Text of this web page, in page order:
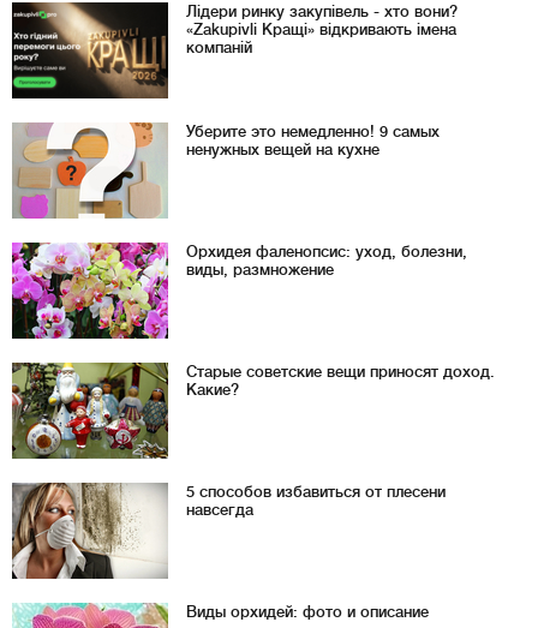
Лідери ринку закупівель - хто вони?
«Zakupivli Кращі» відкривають імена
компаній
Уберите это немедленно! 9 самых
ненужных вещей на кухне
Орхидея фаленопсис: уход, болезни,
виды, размножение
Старые советские вещи приносят доход.
Какие?
5 способов избавиться от плесени
навсегда
Виды орхидей: фото и описание